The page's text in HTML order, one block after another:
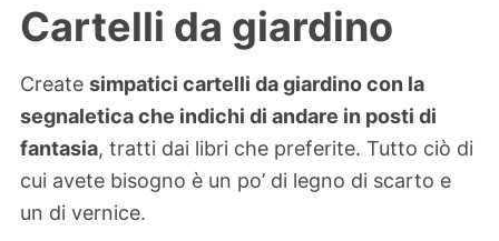
Cartelli da giardino
Create simpatici cartelli da giardino con la
segnaletica che indichi di andare in posti di
fantasia, tratti dai libri che preferite. Tutto ciò di
cui avete bisogno è un po’ di legno di scarto e
un di vernice.